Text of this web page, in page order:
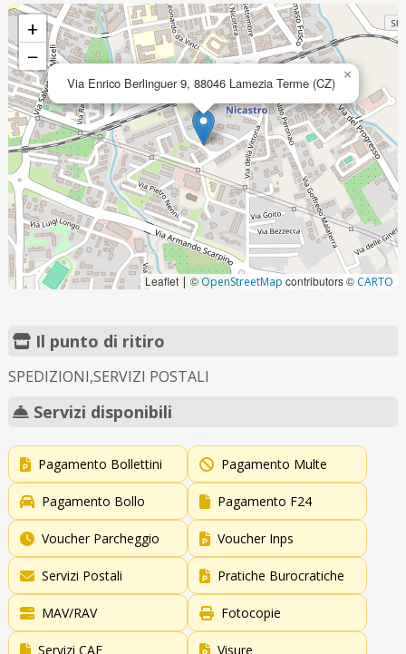
Via Enrico Berlinguer 9, 88046 Lamezia Terme (CZ) ×
+
−
Leaflet | © OpenStreetMap contributors ©CARTO
Il punto di ritiro
SPEDIZIONI,SERVIZI POSTALI
Servizi disponibili
Pagamento Bollettini Pagamento Multe
Pagamento Bollo Pagamento F24
Voucher Parcheggio Voucher Inps
Servizi Postali Pratiche Burocratiche
MAV/RAV Fotocopie
Servizi CAF Visure